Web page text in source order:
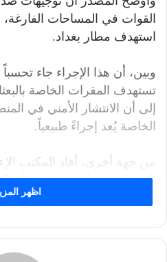
القوات في المساحات
استهدف مطار بغداد.
وبين، أن هذا الإجراء جاء
تستهدف المقرات الخاصة
إلى أن الانتشار الأمني في
الخاصة يُعد إجراءً طبيعياً.
من جهة أخرى، أفاد المكتب
الوزراء في بيان مقتضب، بأن
المسلحة محمد شياع السوداني،
يأتي هذا الإجراء الأمني
اظهر